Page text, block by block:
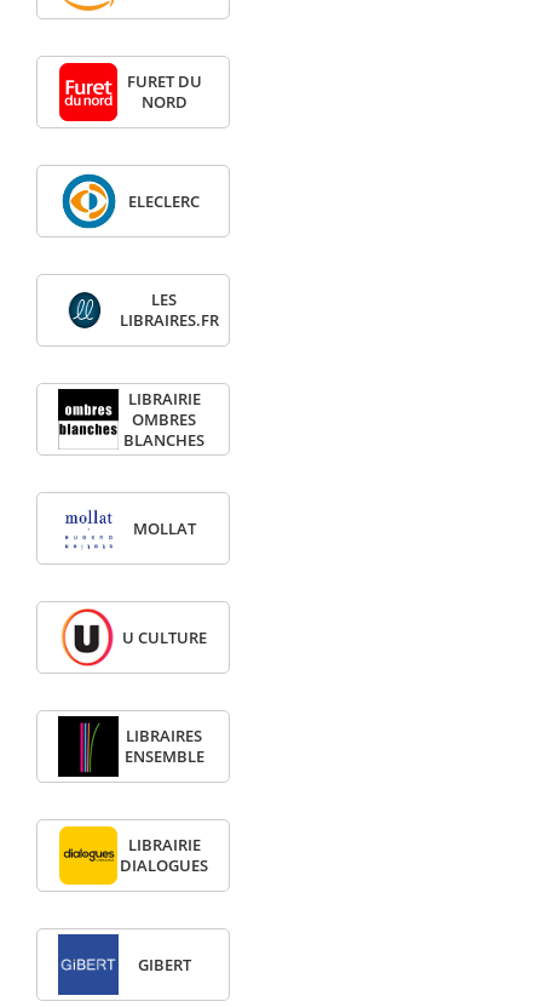
FURET DU
NORD
ELECLERC
LES
LIBRAIRES.FR
LIBRAIRIE
OMBRES
BLANCHES
MOLLAT
U CULTURE
LIBRAIRES
ENSEMBLE
LIBRAIRIE
DIALOGUES
GIBERT